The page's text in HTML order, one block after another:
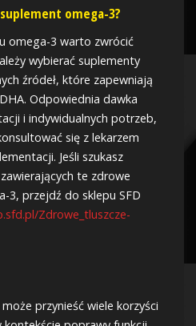
omega-3?
omega-3 warto zwrócić
wybierać suplementy
źródeł, które zapewniają
Odpowiednia dawka
i indywidualnych potrzeb,
się z lekarzem
Jeśli szukasz
te zdrowe
3, przejdź do sklepu SFD
Zdrowe_tluszcze-
przynieść wiele korzyści